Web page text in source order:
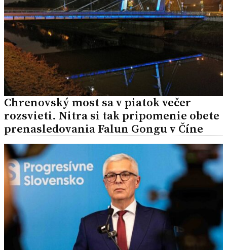
Chrenovský most sa v piatok večer
rozsvieti. Nitra si tak pripomenie obete
prenasledovania Falun Gongu v Číne